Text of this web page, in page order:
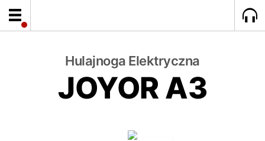
Hulajnoga Elektryczna
JOYOR A3